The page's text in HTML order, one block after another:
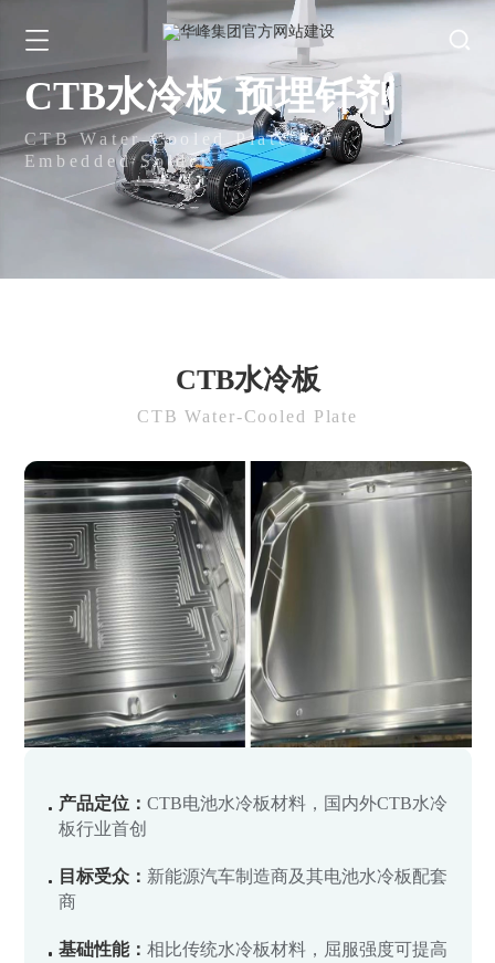
CTB水冷板 预埋钎剂
CTB Water-Cooled Plate Pre
Embedded Solder
CTB水冷板
CTB Water-Cooled Plate
产品定位：CTB电池水冷板材料，国内外CTB水冷
板行业首创
目标受众： 新能源汽车制造商及其电池水冷板配套
商
基础性能：相比传统水冷板材料，屈服强度可提高